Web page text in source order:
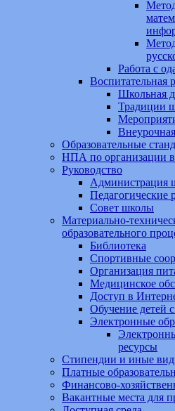
Работа с
Воспитательная
Школьная
Традиции
Образовательные
НПА по организации
Руководство
Администрация
Педагогические
Совет школы
Материально-
образовательного
Библиотека
Спортивные
Организация
Медицинское
Доступ в
Обучение детей
Электронные
ресурсы
Стипендии и иные
Платные
Финансово-
Вакантные места для